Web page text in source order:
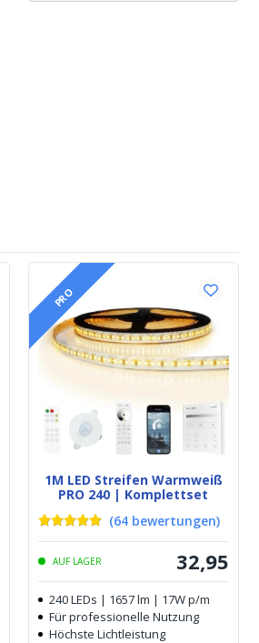
PRO
1M LED Streifen Warmweiß
PRO 240 | Komplettset
(64 bewertungen)
AUF LAGER 32,95
240 LEDs | 1657 lm | 17W p/m
Für professionelle Nutzung
Höchste Lichtleistung